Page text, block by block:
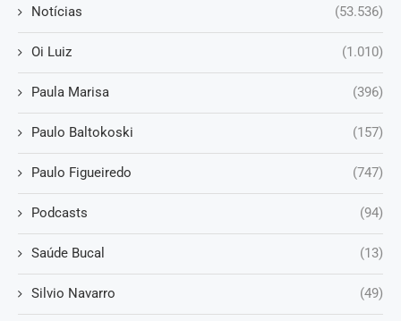
Notícias (53.536)
Oi Luiz (1.010)
Paula Marisa (396)
Paulo Baltokoski (157)
Paulo Figueiredo (747)
Podcasts (94)
Saúde Bucal (13)
Silvio Navarro (49)